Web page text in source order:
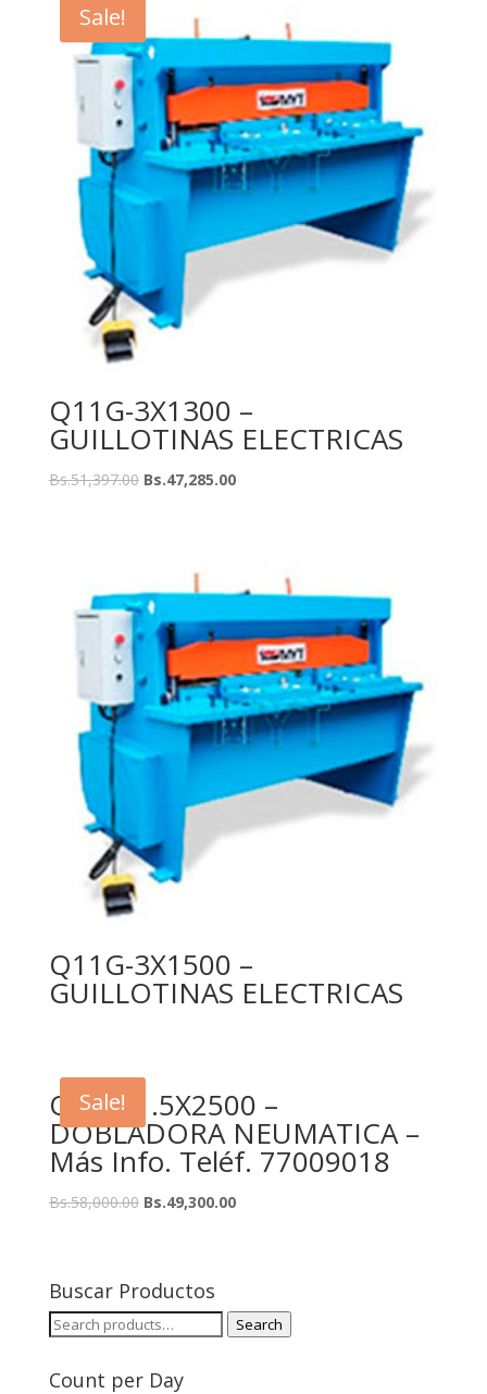
Sale!
Q11G-3X1300 –
GUILLOTINAS ELECTRICAS
Bs.51,397.00 Bs.47,285.00
Q11G-3X1500 –
GUILLOTINAS ELECTRICAS
Sale!
QTDF-1.5X2500 –
DOBLADORA NEUMATICA –
Más Info. Teléf. 77009018
Bs.58,000.00 Bs.49,300.00
Buscar Productos
Search
Search
Count per Day